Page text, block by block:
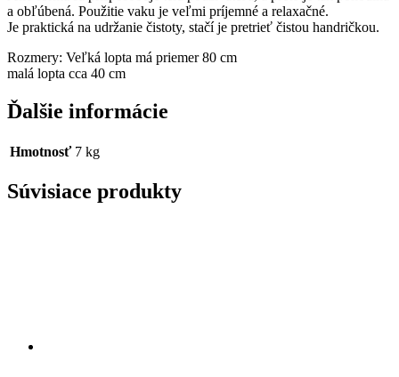
a obľúbená. Použitie vaku je veľmi príjemné a relaxačné.
Je praktická na udržanie čistoty, stačí je pretrieť čistou handričkou.
Rozmery: Veľká lopta má priemer 80 cm
malá lopta cca 40 cm
Ďalšie informácie
Hmotnosť 7 kg
Súvisiace produkty